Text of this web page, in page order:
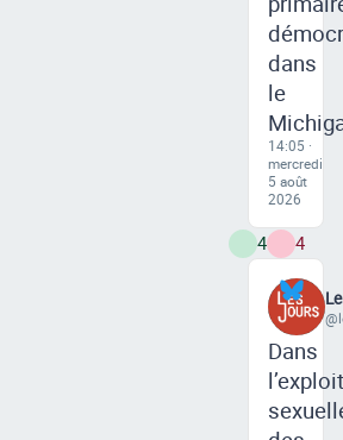
dans
le
14:05 ·
mercredi
5 août
2026
4 4
Dans